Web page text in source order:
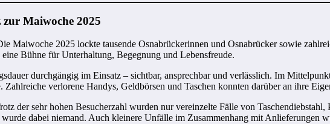
zur Maiwoche 2025
Maiwoche 2025 lockte tausende Osnabrückerinnen und Osnabrücker sowie
Bühne für Unterhaltung, Begegnung und Lebensfreude.
durchgängig im Einsatz – sichtbar, ansprechbar und verlässlich. Im
verlorene Handys, Geldbörsen und Taschen konnten darüber an ihre
der sehr hohen Besucherzahl wurden nur vereinzelte Fälle von
dabei niemand. Auch kleinere Unfälle im Zusammenhang mit Anlieferungen